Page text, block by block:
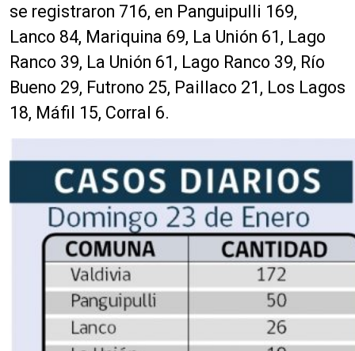
se registraron 716, en Panguipulli 169,
Lanco 84, Mariquina 69, La Unión 61, Lago
Ranco 39, La Unión 61, Lago Ranco 39, Río
Bueno 29, Futrono 25, Paillaco 21, Los Lagos
18, Máfil 15, Corral 6.